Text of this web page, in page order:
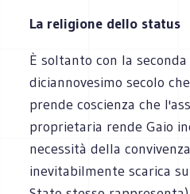
La religione dello status
È soltanto con la
diciannovesimo secolo
prende coscienza che
proprietaria rende Gaio
necessità della
inevitabilmente scarica